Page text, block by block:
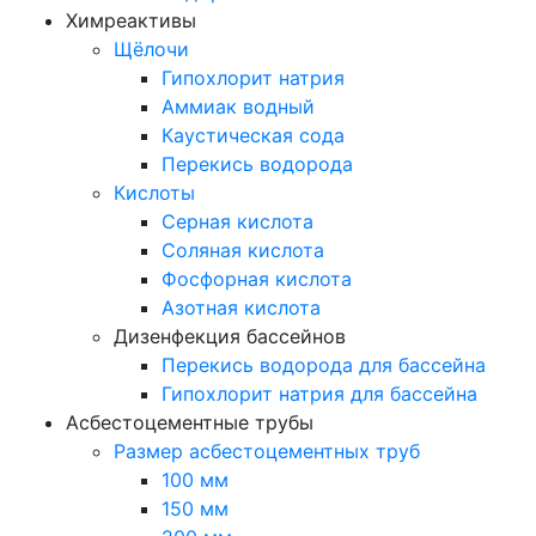
Химреактивы
Щёлочи
Гипохлорит натрия
Аммиак водный
Каустическая сода
Перекись водорода
Кислоты
Серная кислота
Соляная кислота
Фосфорная кислота
Азотная кислота
Дизенфекция бассейнов
Перекись водорода для бассейна
Гипохлорит натрия для бассейна
Асбестоцементные трубы
Размер асбестоцементных труб
100 мм
150 мм